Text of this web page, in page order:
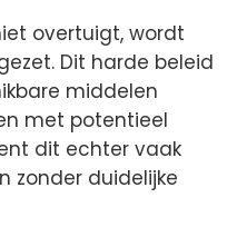
overtuigt, wordt
Dit harde beleid
middelen
met potentieel
dit echter vaak
zonder duidelijke